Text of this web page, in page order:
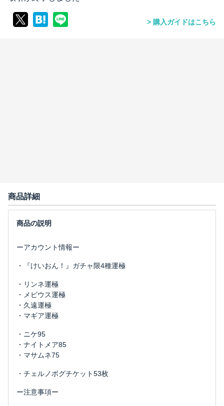
購入ガイドはこちら
商品詳細
ーアカウント情報ー
・『けいおん！』ガチャ限4種運極
・リンネ運極
・メビウス運極
・久遠運極
・マギア運極
・ニケ95
・ナイトメア85
・マサムネ75
・チェルノボグチケット53枚
ー注意事項ー